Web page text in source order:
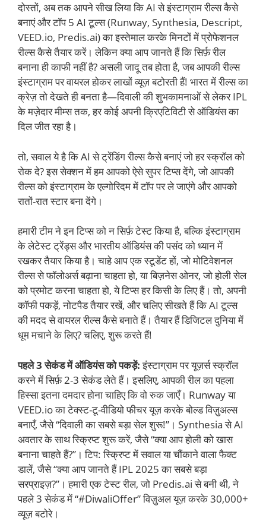
दोस्तों, अब तक आपने सीख लिया कि AI से इंस्टाग्राम रील्स कैसे
बनाएं और टॉप 5 AI टूल्स (Runway, Synthesia, Descript,
VEED.io, Predis.ai) का इस्तेमाल करके मिनटों में प्रोफेशनल
रील्स कैसे तैयार करें। लेकिन क्या आप जानते हैं कि सिर्फ़ रील
बनाना ही काफी नहीं है? असली जादू तब होता है, जब आपकी रील्स
इंस्टाग्राम पर वायरल होकर लाखों व्यूज़ बटोरती हैं! भारत में रील्स का
क्रेज़ तो देखते ही बनता है—दिवाली की शुभकामनाओं से लेकर IPL
के मज़ेदार मीम्स तक, हर कोई अपनी क्रिएटिविटी से ऑडियंस का
दिल जीत रहा है।
तो, सवाल ये है कि AI से ट्रेंडिंग रील्स कैसे बनाएं जो हर स्क्रॉल को
रोक दे? इस सेक्शन में हम आपको ऐसे सुपर टिप्स देंगे, जो आपकी
रील्स को इंस्टाग्राम के एल्गोरिदम में टॉप पर ले जाएंगे और आपको
रातों-रात स्टार बना देंगे।
हमारी टीम ने इन टिप्स को न सिर्फ़ टेस्ट किया है, बल्कि इंस्टाग्राम
के लेटेस्ट ट्रेंड्स और भारतीय ऑडियंस की पसंद को ध्यान में
रखकर तैयार किया है। चाहे आप एक स्टूडेंट हों, जो मोटिवेशनल
रील्स से फॉलोअर्स बढ़ाना चाहता हो, या बिज़नेस ओनर, जो होली सेल
को प्रमोट करना चाहता हो, ये टिप्स हर किसी के लिए हैं। तो, अपनी
कॉफी पकड़ें, नोटपैड तैयार रखें, और चलिए सीखते हैं कि AI टूल्स
की मदद से वायरल रील्स कैसे बनाते हैं। तैयार हैं डिजिटल दुनिया में
धूम मचाने के लिए? चलिए, शुरू करते हैं!
पहले 3 सेकंड में ऑडियंस को पकड़ें:इंस्टाग्राम पर यूज़र्स स्क्रॉल
करने में सिर्फ़ 2-3 सेकंड लेते हैं। इसलिए, आपकी रील का पहला
हिस्सा इतना दमदार होना चाहिए कि वो रुक जाएँ। Runway या
VEED.io का टेक्स्ट-टू-वीडियो फीचर यूज़ करके बोल्ड विज़ुअल्स
बनाएँ, जैसे “दिवाली का सबसे बड़ा सेल शुरू!”। Synthesia से AI
अवतार के साथ स्क्रिप्ट शुरू करें, जैसे “क्या आप होली को खास
बनाना चाहते हैं?”। टिप: स्क्रिप्ट में सवाल या चौंकाने वाला फैक्ट
डालें, जैसे “क्या आप जानते हैं IPL 2025 का सबसे बड़ा
सरप्राइज़?”। हमारी एक टेस्ट रील, जो Predis.ai से बनी थी, ने
पहले 3 सेकंड में “#DiwaliOffer” विज़ुअल यूज़ करके 30,000+
व्यूज़ बटोरे।